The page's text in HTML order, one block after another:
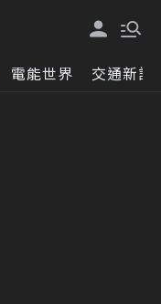
電能世界 交通新訊